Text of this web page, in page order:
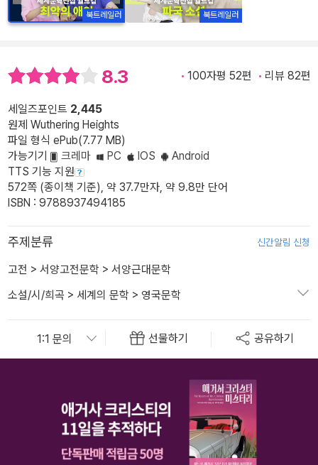
북트레일러 북트레일러
8.3 100자평 52편 리뷰 82편
세일즈포인트 2,445
원제 Wuthering Heights
파일 형식 ePub(7.77 MB)
가능기기
크레마 PC IOS
Android
TTS 기능 지원
572쪽 (종이책 기준), 약 37.7만자, 약 9.8만 단어
ISBN : 9788937494185
주제분류 신간알림 신청
고전 > 서양고전문학 > 서양근대문학
소설/시/희곡 > 세계의 문학 > 영국문학
선물하기 공유하기